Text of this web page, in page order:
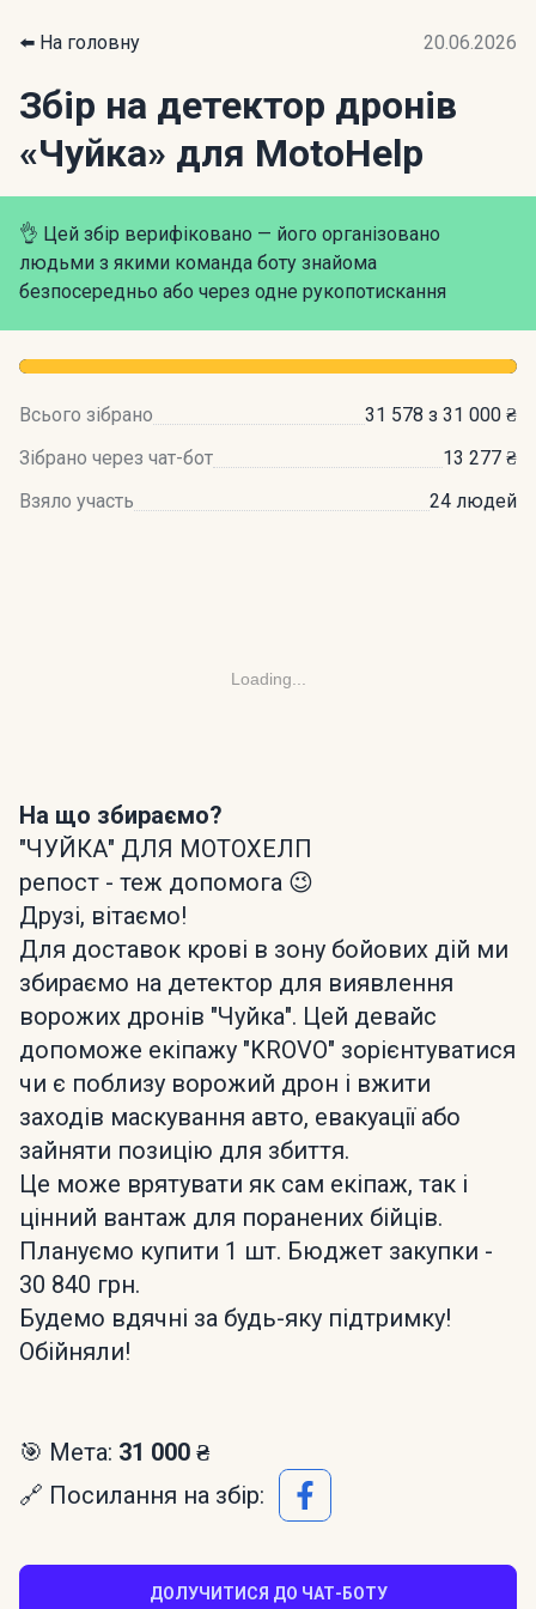
⬅️ На головну 20.06.2026
Збір на детектор дронів
«Чуйка» для MotoHelp
👌 Цей збір верифіковано — його організовано
людьми з якими команда боту знайома
безпосередньо або через одне рукопотискання
Всього зібрано
31 578 з 31 000 ₴
Зібрано через чат-бот
13 277 ₴
Взяло участь
24 людей
Loading...
На що збираємо?
"ЧУЙКА" ДЛЯ МОТОХЕЛП
репост - теж допомога 😉
Друзі, вітаємо!
Для доставок крові в зону бойових дій ми
збираємо на детектор для виявлення
ворожих дронів "Чуйка". Цей девайс
допоможе екіпажу "KROVO" зорієнтуватися
чи є поблизу ворожий дрон і вжити
заходів маскування авто, евакуації або
зайняти позицію для збиття.
Це може врятувати як сам екіпаж, так і
цінний вантаж для поранених бійців.
Плануємо купити 1 шт. Бюджет закупки -
30 840 грн.
Будемо вдячні за будь-яку підтримку!
Обійняли!
🎯 Мета: 31 000 ₴
🔗 Посилання на збір:
ДОЛУЧИТИСЯ ДО ЧАТ-БОТУ